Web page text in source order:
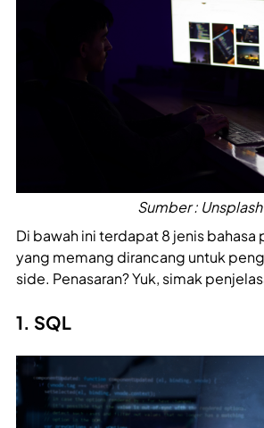
Sumber : Unsplash
Di bawah ini terdapat 8 jenis bahasa
yang memang dirancang untuk
side. Penasaran? Yuk, simak
1. SQL